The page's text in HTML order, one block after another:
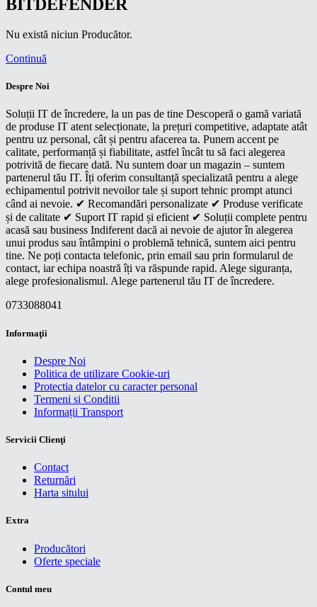
BITDEFENDER
Nu există niciun Producător.
Continuă
Despre Noi
Soluții IT de încredere, la un pas de tine Descoperă o gamă variată
de produse IT atent selecționate, la prețuri competitive, adaptate atât
pentru uz personal, cât și pentru afacerea ta. Punem accent pe
calitate, performanță și fiabilitate, astfel încât tu să faci alegerea
potrivită de fiecare dată. Nu suntem doar un magazin – suntem
partenerul tău IT. Îți oferim consultanță specializată pentru a alege
echipamentul potrivit nevoilor tale și suport tehnic prompt atunci
când ai nevoie. ✔ Recomandări personalizate ✔ Produse verificate
și de calitate ✔ Suport IT rapid și eficient ✔ Soluții complete pentru
acasă sau business Indiferent dacă ai nevoie de ajutor în alegerea
unui produs sau întâmpini o problemă tehnică, suntem aici pentru
tine. Ne poți contacta telefonic, prin email sau prin formularul de
contact, iar echipa noastră îți va răspunde rapid. Alege siguranța,
alege profesionalismul. Alege partenerul tău IT de încredere.
0733088041
Informaţii
Despre Noi
Politica de utilizare Cookie-uri
Protectia datelor cu caracter personal
Termeni si Conditii
Informații Transport
Servicii Clienţi
Contact
Returnări
Harta sitului
Extra
Producători
Oferte speciale
Contul meu